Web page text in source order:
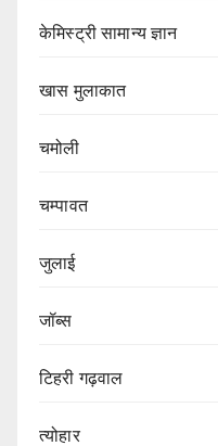
केमिस्ट्री सामान्य ज्ञान
खास मुलाकात
चमोली
चम्पावत
जुलाई
जॉब्स
टिहरी गढ़वाल
त्योहार